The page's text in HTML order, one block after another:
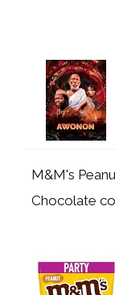
M&M's
Chocolate